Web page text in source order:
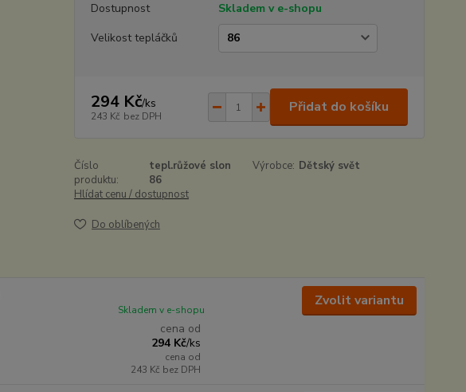
Dostupnost
Skladem v e-shopu
Velikost tepláčků
294 Kč/ks
243 Kč bez DPH
Přidat do košíku
Číslo
produktu:
tepl.růžové slon
86
Výrobce: Dětský svět
Hlídat cenu / dostupnost
Do oblíbených
cena od
294 Kč/ks
cena od
243 Kč bez DPH
Skladem v e-shopu
Zvolit variantu